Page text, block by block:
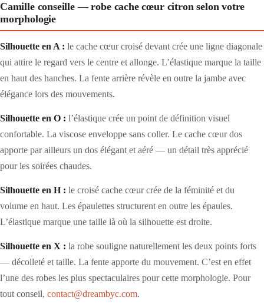
Camille conseille — robe cache cœur citron selon votre
morphologie
Silhouette en A : le cache cœur croisé devant crée une ligne diagonale
qui attire le regard vers le centre et allonge. L’élastique marque la taille
en haut des hanches. La fente arrière révèle en outre la jambe avec
élégance lors des mouvements.
Silhouette en O : l’élastique crée un point de définition visuel
confortable. La viscose enveloppe sans coller. Le cache cœur dos
apporte par ailleurs un dos élégant et aéré — un détail très apprécié
pour les soirées chaudes.
Silhouette en H : le croisé cache cœur crée de la féminité et du
volume en haut. Les épaulettes structurent en outre les épaules.
L’élastique marque une taille là où la silhouette est droite.
Silhouette en X : la robe souligne naturellement les deux points forts
— décolleté et taille. La fente apporte du mouvement. C’est en effet
l’une des robes les plus spectaculaires pour cette morphologie. Pour
tout conseil, contact@dreambyc.com.